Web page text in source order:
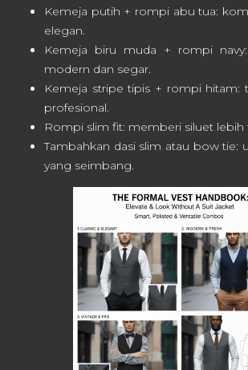
Kemeja putih + rompi abu tua:
elegan.
Kemeja biru muda + rompi
modern dan segar.
Kemeja stripe tipis + rompi hitam:
profesional.
Rompi slim fit: memberi siluet lebih
Tambahkan dasi slim atau bow tie:
yang seimbang.